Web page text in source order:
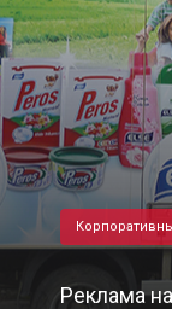
Реклама